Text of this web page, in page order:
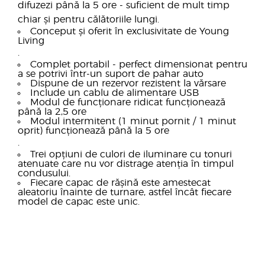
difuzezi până la 5 ore - suficient de mult timp
chiar și pentru călătoriile lungi.
Conceput și oferit în exclusivitate de Young
Living
Complet portabil - perfect dimensionat pentru
a se potrivi într-un suport de pahar auto
Dispune de un rezervor rezistent la vărsare
Include un cablu de alimentare USB
Modul de funcționare ridicat funcționează
până la 2,5 ore
Modul intermitent (1 minut pornit / 1 minut
oprit) funcționează până la 5 ore
Trei opțiuni de culori de iluminare cu tonuri
atenuate care nu vor distrage atenția în timpul
condusului.
Fiecare capac de rășină este amestecat
aleatoriu înainte de turnare, astfel încât fiecare
model de capac este unic.